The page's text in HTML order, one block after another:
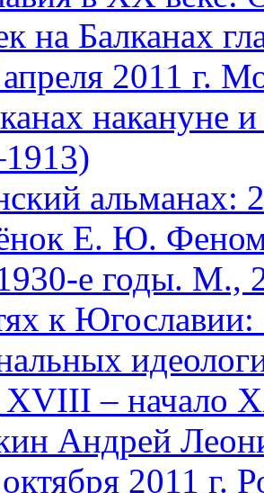
на Балканах
2011 г.
накануне
альманах:
Е. Ю.
е годы. М.,
к Югославии:
XVIII – начало
Андрей
2011 г.